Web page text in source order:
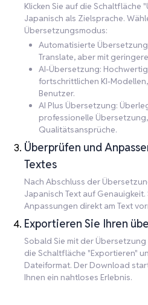
Klicken Sie auf die Schaltfläche
Japanisch als Zielsprache.
Übersetzungsmodus:
Automatisierte
Translate, aber mit
AI-Übersetzung:
fortschrittlichen KI-
Benutzer.
AI Plus Übersetzung:
professionelle
Qualitätsansprüche.
Überprüfen und
Textes
Nach Abschluss der
Japanisch Text auf
Anpassungen direkt am Text
Exportieren Sie Ihren
Sobald Sie mit der
die Schaltfläche "Exportieren"
Dateiformat. Der Download
Ihnen ein nahtloses Erlebnis.